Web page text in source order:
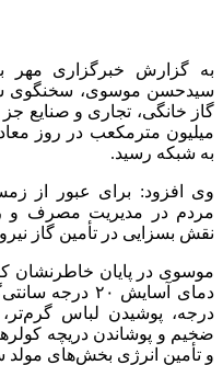
به گزارش خبرگزاری مهر
سیدحسن موسوی، سخنگوی
به شبکه رسید.
وی افزود: برای عبور از
مردم در مدیریت مصرف و
نقش بسزایی در تأمین گاز
موسوی در پایان خاطرنشان
درجه، پوشیدن لباس
ضخیم و پوشاندن دریچه
و تأمین انرژی بخش‌های مولد